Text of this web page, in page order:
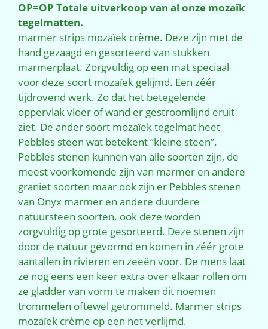
OP=OP Totale uitverkoop van al onze mozaïk
tegelmatten.
marmer strips mozaïek crème. Deze zijn met de
hand gezaagd en gesorteerd van stukken
marmerplaat. Zorgvuldig op een mat speciaal
voor deze soort mozaïek gelijmd. Een zéér
tijdrovend werk. Zo dat het betegelende
oppervlak vloer of wand er gestroomlijnd eruit
ziet. De ander soort mozaïek tegelmat heet
Pebbles steen wat betekent “kleine steen”.
Pebbles stenen kunnen van alle soorten zijn, de
meest voorkomende zijn van marmer en andere
graniet soorten maar ook zijn er Pebbles stenen
van Onyx marmer en andere duurdere
natuursteen soorten. ook deze worden
zorgvuldig op grote gesorteerd. Deze stenen zijn
door de natuur gevormd en komen in zéér grote
aantallen in rivieren en zeeën voor. De mens laat
ze nog eens een keer extra over elkaar rollen om
ze gladder van vorm te maken dit noemen
trommelen oftewel getrommeld. Marmer strips
mozaïek crème op een net verlijmd.